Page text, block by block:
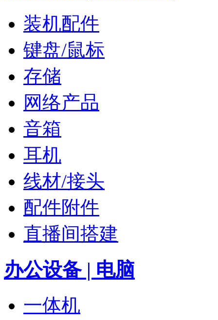
装机配件
键盘/鼠标
存储
网络产品
音箱
耳机
线材/接头
配件附件
直播间搭建
办公设备 | 电脑
一体机